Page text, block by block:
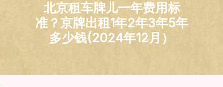
北京租车牌儿一年费用标
准？京牌出租1年2年3年5年
多少钱(2024年12月）